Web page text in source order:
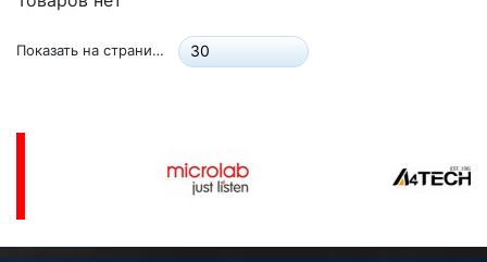
Показать на странице: 30